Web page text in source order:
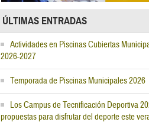
ÚLTIMAS ENTRADAS
Actividades en Piscinas Cubiertas
2026-2027
Temporada de Piscinas Municipales 2026
Los Campus de Tecnificación Deportiva
propuestas para disfrutar del deporte este